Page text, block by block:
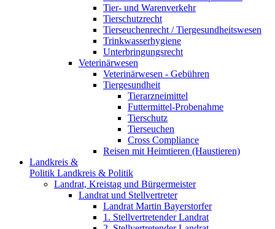
Tier- und Warenverkehr
Tierschutzrecht
Tierseuchenrecht / Tiergesundheitswesen
Trinkwasserhygiene
Unterbringungsrecht
Veterinärwesen
Veterinärwesen - Gebühren
Tiergesundheit
Tierarzneimittel
Futtermittel-Probenahme
Tierschutz
Tierseuchen
Cross Compliance
Reisen mit Heimtieren (Haustieren)
Landkreis &
Politik Landkreis & Politik
Landrat, Kreistag und Bürgermeister
Landrat und Stellvertreter
Landrat Martin Bayerstorfer
1. Stellvertretender Landrat